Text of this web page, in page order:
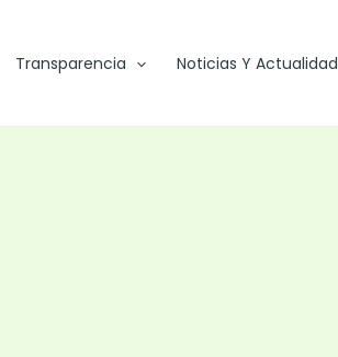
Transparencia Noticias Y Actualidad